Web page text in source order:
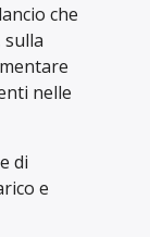
che
sulla
nelle
di
e